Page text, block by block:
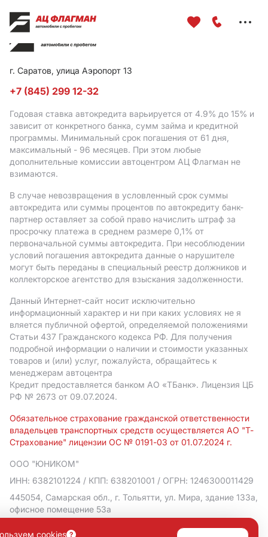
г. Саратов, улица Аэропорт 13
+7 (845) 299 12-32
Годовая ставка автокредита варьируется от 4.9% до 15% и
зависит от конкретного банка, сумм займа и кредитной
программы. Минимальный срок погашения от 61 дня,
максимальный - 96 месяцев. При этом любые
дополнительные комиссии автоцентром АЦ Флагман не
взимаются.
В случае невозвращения в условленный срок суммы
автокредита или суммы процентов по автокредиту банк-
партнер оставляет за собой право начислить штраф за
просрочку платежа в среднем размере 0,1% от
первоначальной суммы автокредита. При несоблюдении
условий погашения автокредита данные о нарушителе
могут быть переданы в специальный реестр должников и
коллекторское агентство для взыскания задолженности.
Данный Интернет-сайт носит исключительно
информационный характер и ни при каких условиях не я
вляется публичной офертой, определяемой положениями
Статьи 437 Гражданского кодекса РФ. Для получения
подробной информации о наличии и стоимости указанных
товаров и (или) услуг, пожалуйста, обращайтесь к
менеджерам автоцентра
Кредит предоставляется банком АO «ТБанк». Лицензия ЦБ
РФ № 2673 от 09.07.2024.
Обязательное страхование гражданской ответственности
владельцев транспортных средств осуществляется АО "Т-
Страхование" лицензии ОС № 0191-03 от 01.07.2024 г.
ООО "ЮНИКОМ"
ИНН: 6382101224 / КПП: 638201001 / ОГРН: 1246300011429
445054, Самарская обл., г. Тольятти, ул. Мира, здание 133а,
офисное помещение 53а
Политика в отношении обработки персональных данных
cookies